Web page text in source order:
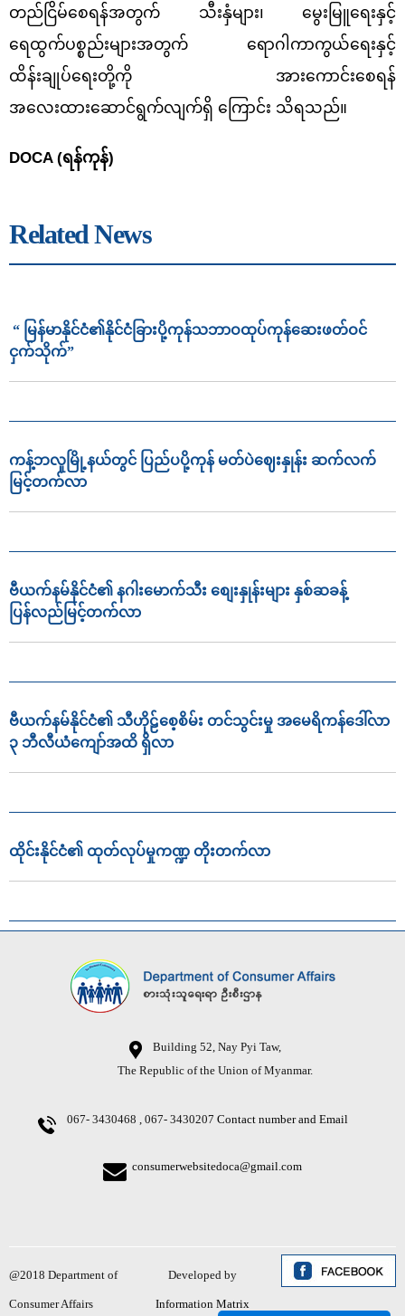
တည်ငြိမ်စေရန်အတွက် သီးနှံများ၊ မွေးမြူရေးနှင့်
ရေထွက်ပစ္စည်းများအတွက် ရောဂါကာကွယ်ရေးနှင့်
ထိန်းချုပ်ရေးတို့ကို အားကောင်းစေရန်
အလေးထား‌ဆောင်ရွက်လျက်ရှိ ကြောင်း သိရသည်။
DOCA (ရန်ကုန်)
Related News
“ မြန်မာနိုင်ငံ၏နိုင်ငံခြားပို့ကုန်သဘာဝထုပ်ကုန်ဆေးဖတ်ဝင်
ငှက်သိုက်”
ကန့်ဘလူမြို့နယ်တွင် ပြည်ပပို့ကုန် မတ်ပဲဈေးနှုန်း ဆက်လက်
မြင့်တက်လာ
ဗီယက်နမ်နိုင်ငံ၏ နဂါးမောက်သီး စျေးနှုန်းများ နှစ်ဆခန့်
ပြန်လည်မြင့်တက်လာ
ဗီယက်နမ်နိုင်ငံ၏ သီဟိုဠ်စေ့စိမ်း တင်သွင်းမှု အမေရိကန်ဒေါ်လာ
၃ ဘီလီယံကျော်အထိ ရှိလာ
ထိုင်းနိုင်ငံ၏ ထုတ်လုပ်မှုကဏ္ဍ တိုးတက်လာ
Building 52, Nay Pyi Taw,
The Republic of the Union of Myanmar.
067- 3430468 , 067- 3430207 Contact number and Email
consumerwebsitedoca@gmail.com
@2018 Department of
Consumer Affairs
Developed by
Information Matrix